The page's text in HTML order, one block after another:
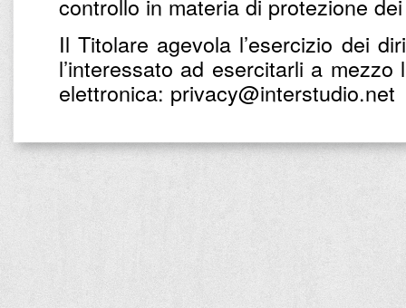
controllo in materia di protezione
Il Titolare agevola l’esercizio dei
l’interessato ad esercitarli a
elettronica: privacy@interstudio.net